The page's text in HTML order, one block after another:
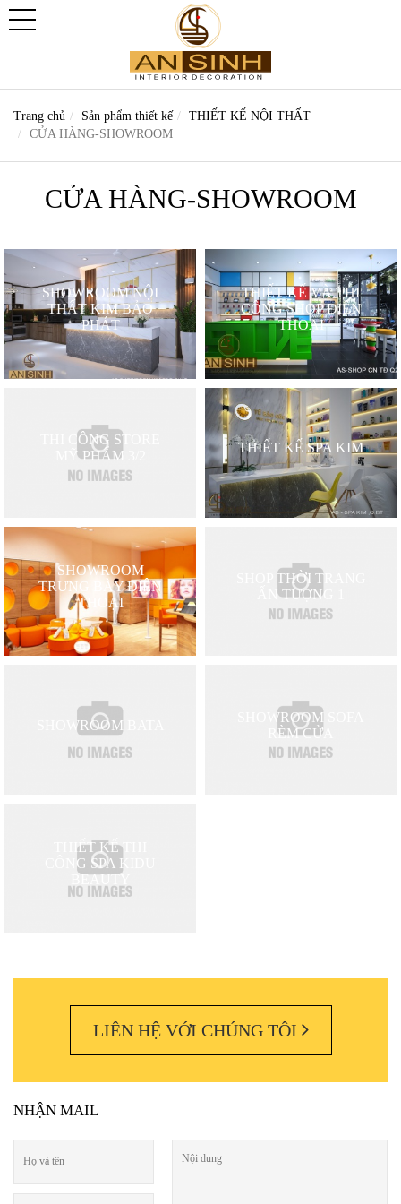
Trang chủ Sản phẩm thiết kế
THIẾT KẾ NỘI THẤT
CỬA HÀNG-SHOWROOM
CỬA HÀNG-SHOWROOM
SHOWROOM NỘI
THẤT KIM BẢO
PHÁT
THIẾT KẾ VÀ THI
CÔNG SHOP ĐIỆN
THOẠI
THI CÔNG STORE
MỸ PHẨM 3/2
THIẾT KẾ SPA KIM
SHOWROOM
TRƯNG BÀY ĐIỆN
THOẠI
SHOP THỜI TRANG
ẤN TƯỢNG 1
SHOWROOM BATA
SHOWROOM SOFA
RÈM CỬA
THIẾT KẾ THI
CÔNG SPA KIDU
BEAUTY
LIÊN HỆ VỚI CHÚNG TÔI
NHẬN MAIL